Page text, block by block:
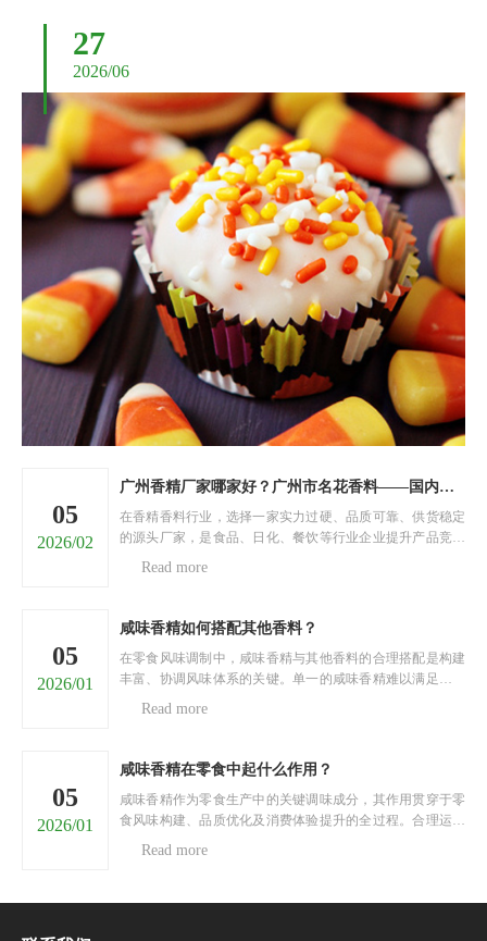
时要适配面包、蛋糕、点心等不同烘焙品类的风味调性。很多制作......
27
2026/06
05
2026/02
广州香精厂家哪家好？广州市名花香料——国内香精源头直供厂家
在香精香料行业，选择一家实力过硬、品质可靠、供货稳定
的源头厂家，是食品、日化、餐饮等行业企业提升产品竞争
推荐......
Read more
05
2026/01
咸味香精如何搭配其他香料？
在零食风味调制中，咸味香精与其他香料的合理搭配是构建
丰富、协调风味体系的关键。单一的咸味香精难以满足消费
的搭......
Read more
05
2026/01
咸味香精在零食中起什么作用？
咸味香精作为零食生产中的关键调味成分，其作用贯穿于零
食风味构建、品质优化及消费体验提升的全过程。合理运用
核......
Read more